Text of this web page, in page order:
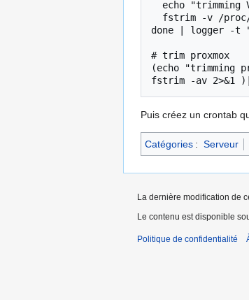
done | logger -t
# trim proxmox
(echo "trimming
Puis créez un crontab
Catégories : Serveur
La dernière modification de
Le contenu est disponible
Politique de confidentialité